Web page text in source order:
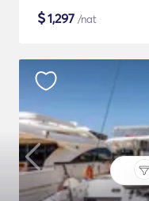
$1,297 /nat